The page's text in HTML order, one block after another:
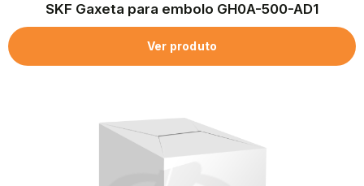
SKF Gaxeta para embolo GH0A-500-AD1
Ver produto